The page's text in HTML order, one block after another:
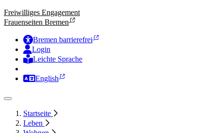
Freiwilliges Engagement
Frauenseiten Bremen
Bremen barrierefrei
Login
Leichte Sprache
English
Startseite
Leben